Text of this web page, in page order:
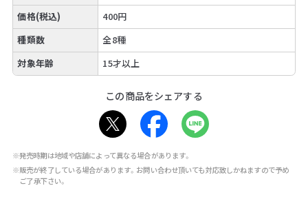
価格(税込)
400円
種類数
全8種
対象年齢
15才以上
この商品をシェアする
※発売時期は地域や店舗によって異なる場合があります。
※販売が終了している場合があります。お問い合わせ頂いても対応致しかねますので予め
ご了承下さい。